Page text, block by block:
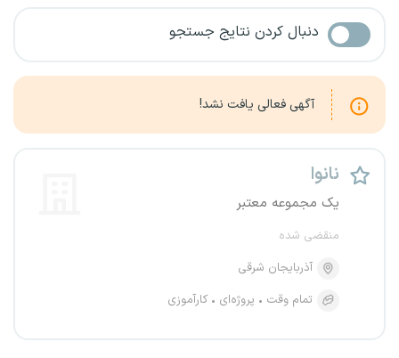
دنبال کردن نتایج جستجو
آگهی فعالی یافت نشد!
نانوا
یک مجموعه معتبر
منقضی شده
آذربایجان شرقی
تمام وقت
پروژه‌ای کارآموزی